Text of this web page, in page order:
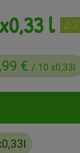
l
€ / 10 x0,33l